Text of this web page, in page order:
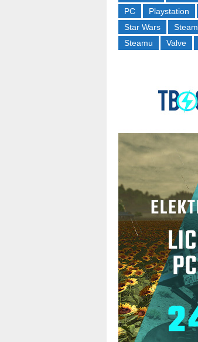
PC
Playstation
Star Wars
Steam
Steamu
Valve